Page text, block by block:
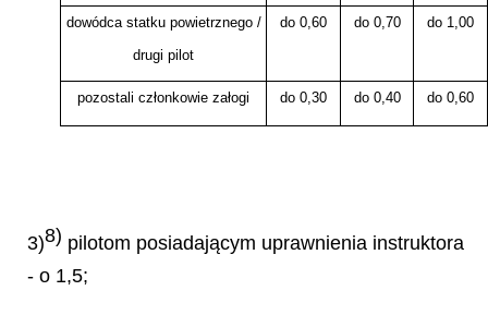
dowódca statku powietrznego /
drugi pilot
do 0,60 do 0,70 do 1,00
pozostali członkowie załogi do 0,30 do 0,40 do 0,60
3)8) pilotom posiadającym uprawnienia instruktora
- o 1,5;